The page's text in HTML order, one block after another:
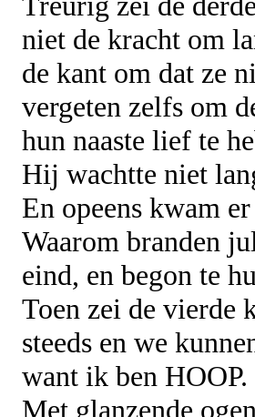
niet de kracht om
de kant om dat ze
vergeten zelfs om
hun naaste lief te
Hij wachtte niet
En opeens kwam
Waarom branden
eind, en begon te
Toen zei de vierde
steeds en we
want ik ben HOOP.
Met glanzende